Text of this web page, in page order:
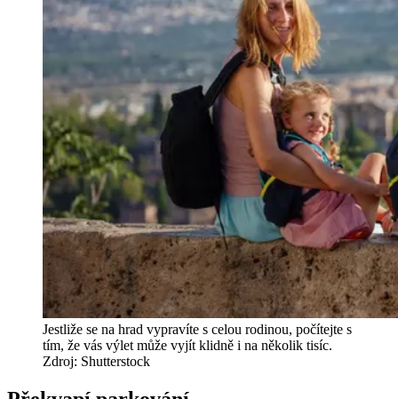
Jestliže se na hrad vypravíte s celou rodinou, počítejte s
tím, že vás výlet může vyjít klidně i na několik tisíc.
Zdroj: Shutterstock